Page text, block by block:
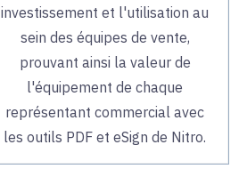
investissement et l'utilisation au
sein des équipes de vente,
prouvant ainsi la valeur de
l'équipement de chaque
représentant commercial avec
les outils PDF et eSign de Nitro.